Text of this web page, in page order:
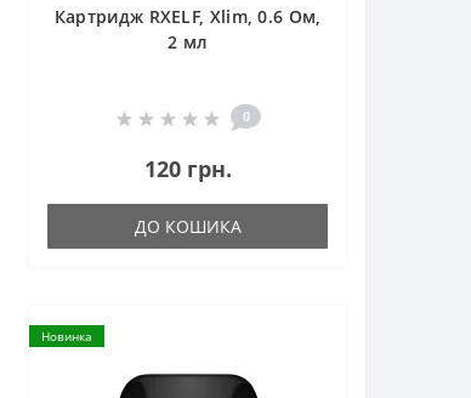
Картридж RXELF, Xlim, 0.6 Ом,
2 мл
0
120 грн.
ДО КОШИКА
Новинка